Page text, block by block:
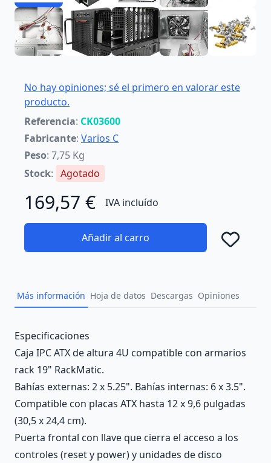
No hay opiniones; sé el primero en valorar este
producto.
Referencia: CK03600
Fabricante: Varios C
Peso: 7,75 Kg
Stock: Agotado
169,57 € IVA incluído
Añadir al carro
Más información Hoja de datos Descargas Opiniones
Description
Especificaciones
Caja IPC ATX de altura 4U compatible con armarios
rack 19" RackMatic.
Bahías externas: 2 x 5.25". Bahías internas: 6 x 3.5".
Compatible con placas ATX hasta 12 x 9,6 pulgadas
(30,5 x 24,4 cm).
Puerta frontal con llave que cierra el acceso a los
controles (reset y power) y unidades de disco